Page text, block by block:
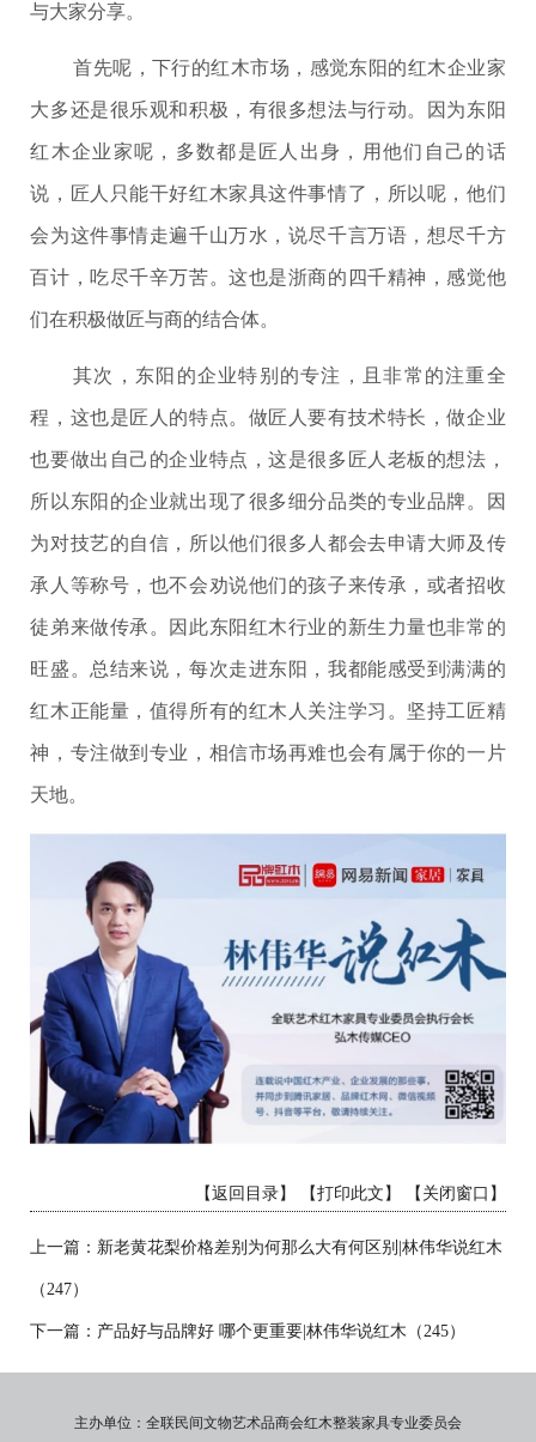
与大家分享。
首先呢，下行的红木市场，感觉东阳的红木企业家
大多还是很乐观和积极，有很多想法与行动。因为东阳
红木企业家呢，多数都是匠人出身，用他们自己的话
说，匠人只能干好红木家具这件事情了，所以呢，他们
会为这件事情走遍千山万水，说尽千言万语，想尽千方
百计，吃尽千辛万苦。这也是浙商的四千精神，感觉他
们在积极做匠与商的结合体。
其次，东阳的企业特别的专注，且非常的注重全
程，这也是匠人的特点。做匠人要有技术特长，做企业
也要做出自己的企业特点，这是很多匠人老板的想法，
所以东阳的企业就出现了很多细分品类的专业品牌。因
为对技艺的自信，所以他们很多人都会去申请大师及传
承人等称号，也不会劝说他们的孩子来传承，或者招收
徒弟来做传承。因此东阳红木行业的新生力量也非常的
旺盛。总结来说，每次走进东阳，我都能感受到满满的
红木正能量，值得所有的红木人关注学习。坚持工匠精
神，专注做到专业，相信市场再难也会有属于你的一片
天地。
【返回目录】 【打印此文】 【关闭窗口】
上一篇：新老黄花梨价格差别为何那么大有何区别|林伟华说红木
（247）
下一篇：产品好与品牌好 哪个更重要|林伟华说红木（245）
主办单位：全联民间文物艺术品商会红木整装家具专业委员会